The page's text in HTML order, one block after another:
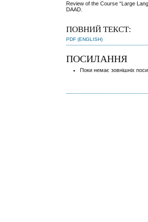
Review of the Course “Large
DAAD.
ПОВНИЙ ТЕКСТ:
PDF (ENGLISH)
ПОСИЛАННЯ
Поки немає зовнішніх